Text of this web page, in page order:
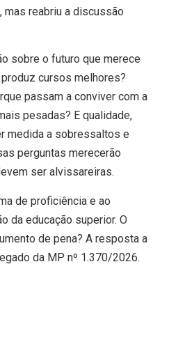
mas reabriu a discussão
sobre o futuro que merece
cursos melhores?
passam a conviver com a
pesadas? E qualidade,
medida a sobressaltos e
perguntas merecerão
ser alvissareiras.
de proficiência e ao
da educação superior. O
de pena? A resposta a
da MP nº 1.370/2026.